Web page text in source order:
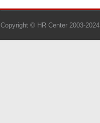
Copyright © HR Center 2003-2024